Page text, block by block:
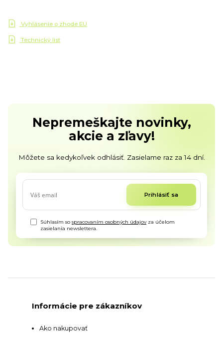
Vyhlásenie o zhode EU
Technický list
Nepremeškajte novinky,
akcie a zľavy!
Môžete sa kedykoľvek odhlásiť. Zasielame raz za 14 dní.
Prihlásiť sa
Súhlasím sospracovaním osobných údajovza účelom
zasielania newslettera.
Informácie pre zákazníkov
Ako nakupovať